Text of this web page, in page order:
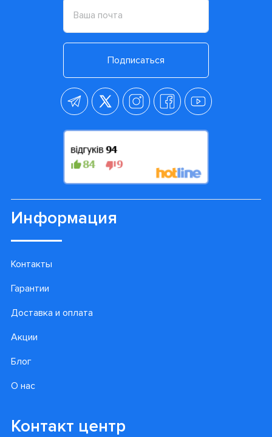
Подписаться
Информация
Контакты
Гарантии
Доставка и оплата
Акции
Блог
О нас
Контакт центр